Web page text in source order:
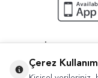
ÖNEMLI BILGILER
Çerez